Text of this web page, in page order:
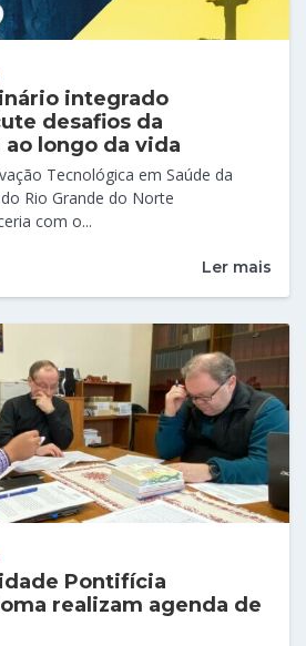
integrado
desafios da
longo da vida
Tecnológica em Saúde da
Rio Grande do Norte
com o...
Ler mais
Pontifícia
realizam agenda de